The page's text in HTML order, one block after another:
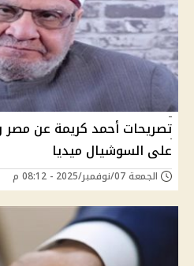
تصريحات أحمد كريمة عن مصر
على السوشيال ميديا
الجمعة 07/نوفمبر/2025 - 08:12 م